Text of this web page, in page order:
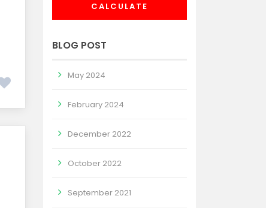
CALCULATE
BLOG POST
May 2024
February 2024
December 2022
October 2022
September 2021